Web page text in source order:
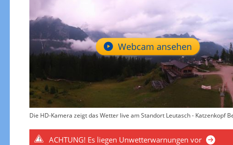
Webcam ansehen
Die HD-Kamera zeigt das Wetter live am Standort Leutasch - Katzenkopf
ACHTUNG! Es liegen Unwetterwarnungen vor